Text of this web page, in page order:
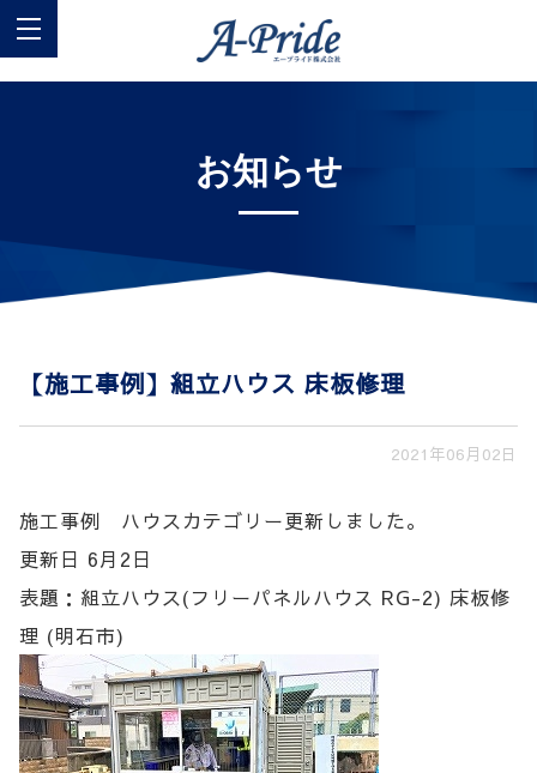
お知らせ
【施工事例】組立ハウス 床板修理
2021年06月02日
施工事例 ハウスカテゴリー更新しました。
更新日 6月2日
表題：組立ハウス(フリーパネルハウス RG-2) 床板修
理 (明石市)